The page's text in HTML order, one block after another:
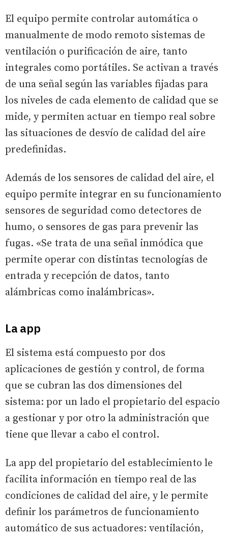
El equipo permite controlar automática o
manualmente de modo remoto sistemas de
ventilación o purificación de aire, tanto
integrales como portátiles. Se activan a través
de una señal según las variables fijadas para
los niveles de cada elemento de calidad que se
mide, y permiten actuar en tiempo real sobre
las situaciones de desvío de calidad del aire
predefinidas.
Además de los sensores de calidad del aire, el
equipo permite integrar en su funcionamiento
sensores de seguridad como detectores de
humo, o sensores de gas para prevenir las
fugas. «Se trata de una señal inmódica que
permite operar con distintas tecnologías de
entrada y recepción de datos, tanto
alámbricas como inalámbricas».
La app
El sistema está compuesto por dos
aplicaciones de gestión y control, de forma
que se cubran las dos dimensiones del
sistema: por un lado el propietario del espacio
a gestionar y por otro la administración que
tiene que llevar a cabo el control.
La app del propietario del establecimiento le
facilita información en tiempo real de las
condiciones de calidad del aire, y le permite
definir los parámetros de funcionamiento
automático de sus actuadores: ventilación,